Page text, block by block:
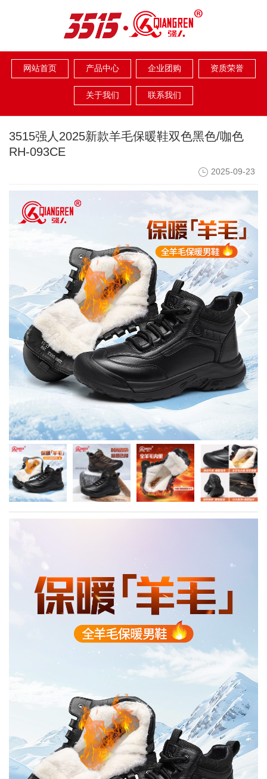
网站首页 产品中心 企业团购 资质荣誉
关于我们 联系我们
3515强人2025新款羊毛保暖鞋双色黑色/咖色
RH-093CE
2025-09-23